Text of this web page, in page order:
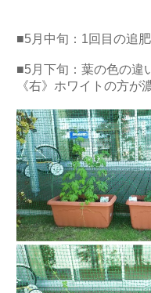
■5月中旬：1回目の追肥
■5月下旬：葉の色の違
《右》ホワイトの方が